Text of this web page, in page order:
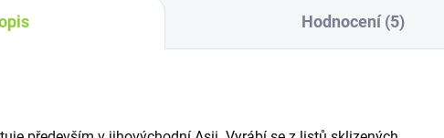
Hodnocení (5)